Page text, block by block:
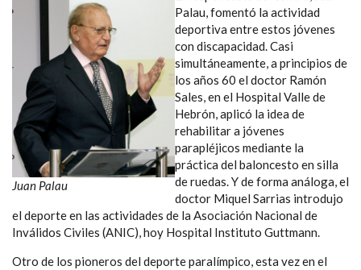
Juan Palau
Palau, fomentó la actividad
deportiva entre estos jóvenes
con discapacidad. Casi
simultáneamente, a principios de
los años 60 el doctor Ramón
Sales, en el Hospital Valle de
Hebrón, aplicó la idea de
rehabilitar a jóvenes
parapléjicos mediante la
práctica del baloncesto en silla
de ruedas. Y de forma análoga, el
doctor Miquel Sarrias introdujo
el deporte en las actividades de la Asociación Nacional de
Inválidos Civiles (ANIC), hoy Hospital Instituto Guttmann.
Otro de los pioneros del deporte paralímpico, esta vez en el